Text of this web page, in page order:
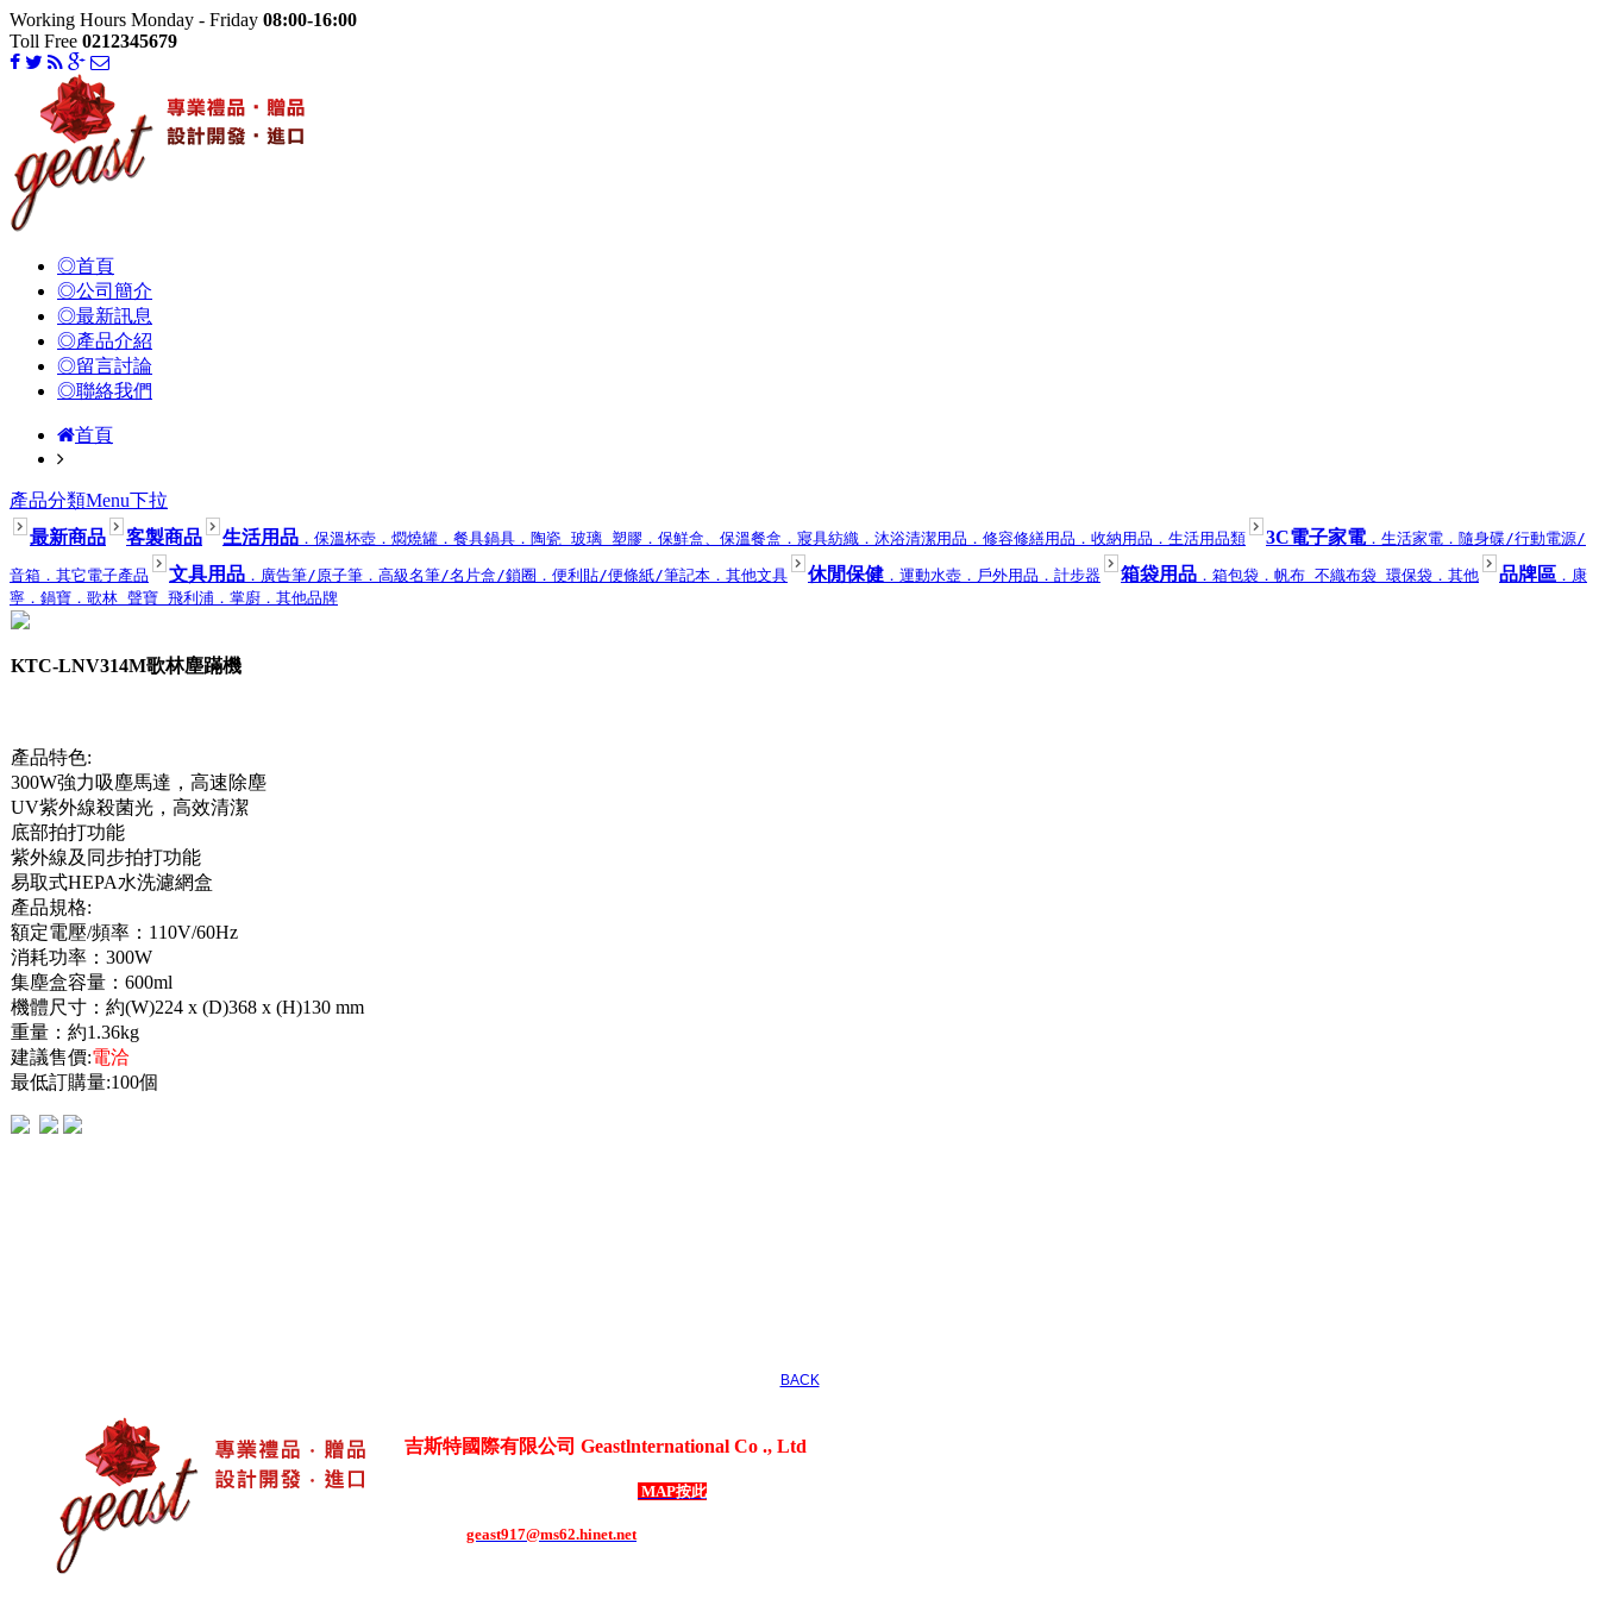
Working Hours Monday - Friday 08:00-16:00
Toll Free 0212345679
◎首頁
◎公司簡介
◎最新訊息
◎產品介紹
◎留言討論
◎聯絡我們
首頁
產品分類Menu下拉
最新商品
客製商品 生活用品 ．保溫杯壺 ．燜燒罐 ．餐具鍋具 ．陶瓷 玻璃 塑膠 ．保鮮盒、保溫餐盒 ．寢具紡織 ．沐浴清潔用品 ．修容修繕用品 ．收納用品 ．生活用品類 3C電子家電．生活家電 ．隨身碟/行動電源/
音箱 ．其它電子產品 文具用品 ．廣告筆/原子筆 ．高級名筆/名片盒/鎖圈 ．便利貼/便條紙/筆記本 ．其他文具 休閒保健 ．運動水壺 ．戶外用品 ．計步器 箱袋用品 ．箱包袋 ．帆布 不織布袋 環保袋 ．其他 品牌區 ．康
寧 ．鍋寶 ．歌林 聲寶 飛利浦 ．掌廚 ．其他品牌
KTC-LNV314M歌林塵蹣機
產品特色:
300W強力吸塵馬達，高速除塵
UV紫外線殺菌光，高效清潔
底部拍打功能
紫外線及同步拍打功能
易取式HEPA水洗濾網盒
產品規格:
額定電壓/頻率：110V/60Hz
消耗功率：300W
集塵盒容量：600ml
機體尺寸：約(W)224 x (D)368 x (H)130 mm
重量：約1.36kg
建議售價:電洽
最低訂購量:100個
BACK
吉斯特國際有限公司 Geastlnternational Co ., Ltd
MAP按此
geast917@ms62.hinet.net